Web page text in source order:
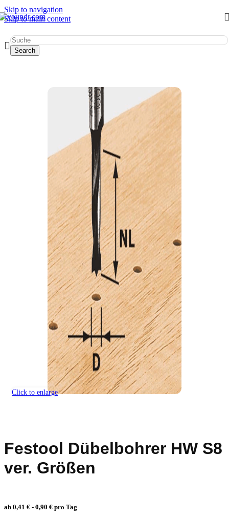
Skip to navigation
Skip to main content
Search
Start/ Werkzeug mieten
Click to enlarge
Festool Dübelbohrer HW S8
ver. Größen
ab 0,41 € - 0,90 € pro Tag